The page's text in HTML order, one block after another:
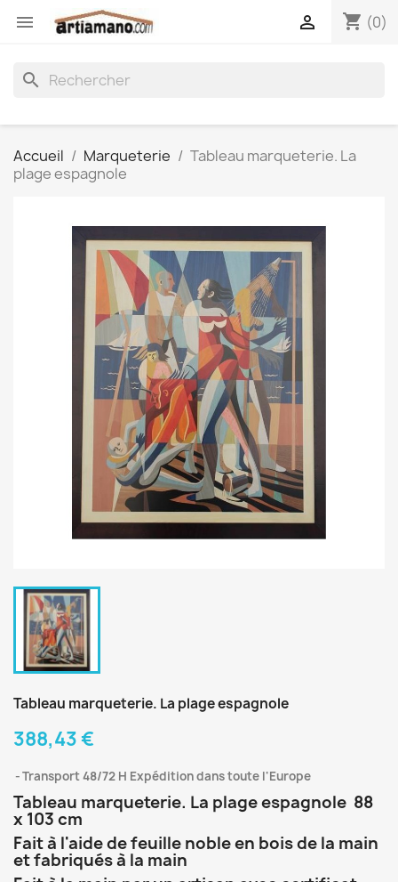
 shopping_cart (0)

search
Accueil Marqueterie
Tableau marqueterie. La
plage espagnole
Tableau marqueterie. La plage espagnole
388,43 €
Transport 48/72 H Expédition dans toute l'Europe
Tableau marqueterie. La plage espagnole 88
x 103 cm
Fait à l'aide de feuille nobleen boisde la main
et fabriqués à la main